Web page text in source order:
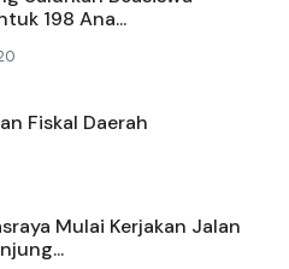
198 Ana...
Fiskal Daerah
Mulai Kerjakan Jalan